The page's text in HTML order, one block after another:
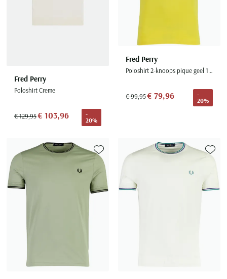
Fred Perry
Poloshirt Creme
€ 129,95€ 103,96
-
20%
Fred Perry
Poloshirt 2-knoops pique geel 100% katoen
€ 99,95€ 79,96
-
20%
Toevoegen aan favorieten